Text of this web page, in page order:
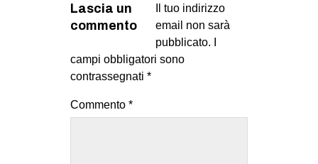
Lascia un
commento
Il tuo indirizzo
email non sarà
pubblicato.
campi obbligatori sono
contrassegnati *
Commento *